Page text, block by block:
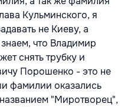
Кульминского, я
не Киеву, а
что Владимир
снять трубку и
Порошенко - это не
фамилии оказались
"Миротворец",